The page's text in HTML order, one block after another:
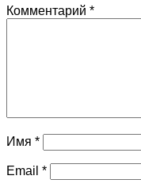
Комментарий *
Имя *
Email *